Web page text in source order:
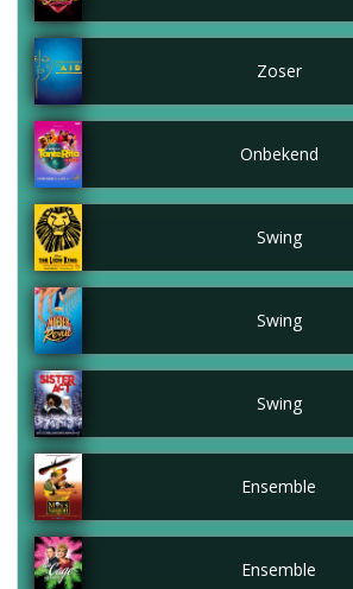
Zoser
Onbekend
Swing
Swing
Swing
Ensemble
Ensemble